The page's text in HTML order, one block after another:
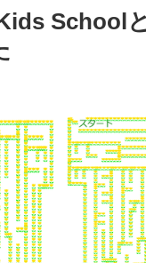
School